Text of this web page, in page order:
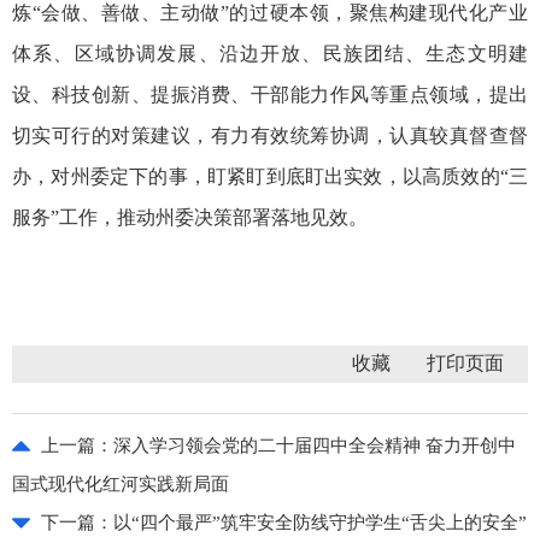
炼“会做、善做、主动做”的过硬本领，聚焦构建现代化产业
体系、区域协调发展、沿边开放、民族团结、生态文明建
设、科技创新、提振消费、干部能力作风等重点领域，提出
切实可行的对策建议，有力有效统筹协调，认真较真督查督
办，对州委定下的事，盯紧盯到底盯出实效，以高质效的“三
服务”工作，推动州委决策部署落地见效。
收藏
上一篇： 深入学习领会党的二十届四中全会精神 奋力开创中
国式现代化红河实践新局面
下一篇： 以“四个最严”筑牢安全防线守护学生“舌尖上的安全”